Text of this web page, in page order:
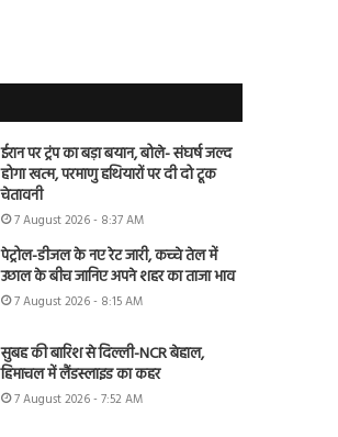
ईरान पर ट्रंप का बड़ा बयान, बोले- संघर्ष जल्द
होगा खत्म, परमाणु हथियारों पर दी दो टूक
चेतावनी
7 August 2026 - 8:37 AM
पेट्रोल-डीजल के नए रेट जारी, कच्चे तेल में
उछाल के बीच जानिए अपने शहर का ताजा भाव
7 August 2026 - 8:15 AM
सुबह की बारिश से दिल्ली-NCR बेहाल,
हिमाचल में लैंडस्लाइड का कहर
7 August 2026 - 7:52 AM